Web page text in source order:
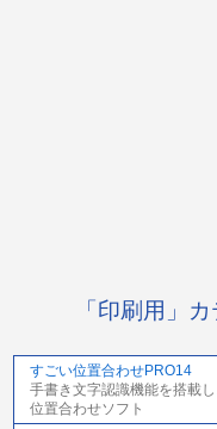
「印刷用」
すごい位置合わせPRO14
手書き文字認識機能を搭載
位置合わせソフト